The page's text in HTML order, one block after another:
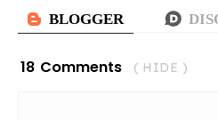
18 Comments ( HIDE )